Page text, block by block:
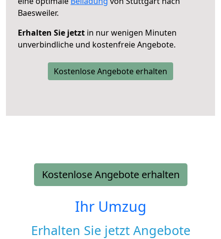
Baesweiler.
Erhalten Sie jetzt in nur wenigen Minuten
unverbindliche und kostenfreie Angebote.
Kostenlose Angebote erhalten
Kostenlose Angebote erhalten
Ihr Umzug
Erhalten Sie jetzt Angebote